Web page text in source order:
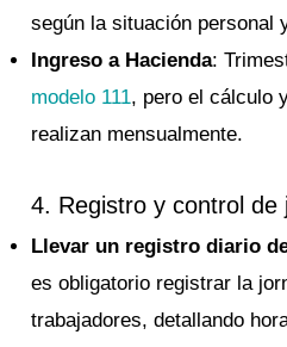
según la situación personal
Ingreso a Hacienda:
modelo 111, pero el cálculo
realizan mensualmente.
4. Registro y control de
Llevar un registro diario
es obligatorio registrar la
trabajadores, detallando